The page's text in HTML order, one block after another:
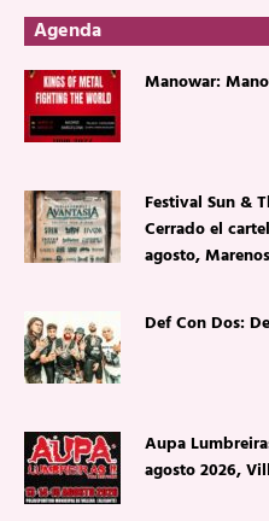
Agenda
Manowar:
Festival Sun &
Cerrado el
agosto,
Def Con Dos:
Aupa
agosto 2026,